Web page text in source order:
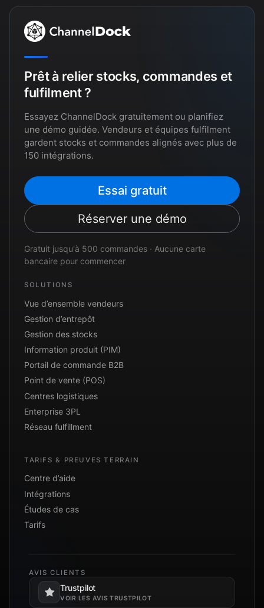
Prêt à relier stocks, commandes et
fulfilment ?
Essayez ChannelDock gratuitement ou planifiez
une démo guidée. Vendeurs et équipes fulfilment
gardent stocks et commandes alignés avec plus de
150 intégrations.
Essai gratuit
Réserver une démo
Gratuit jusqu'à 500 commandes · Aucune carte
bancaire pour commencer
SOLUTIONS
Vue d’ensemble vendeurs
Gestion d’entrepôt
Gestion des stocks
Information produit (PIM)
Portail de commande B2B
Point de vente (POS)
Centres logistiques
Enterprise 3PL
Réseau fulfillment
TARIFS & PREUVES TERRAIN
Centre d’aide
Intégrations
Études de cas
Tarifs
AVIS CLIENTS
Trustpilot
VOIR LES AVIS TRUSTPILOT
S’ouvre dans un nouvel onglet.